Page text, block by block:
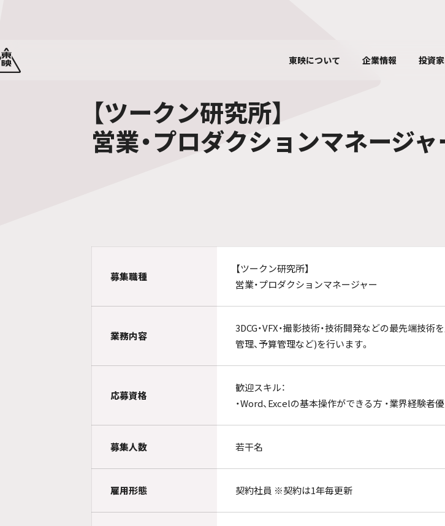
東映について 企業情報 投資
【ツークン研究所】
営業・プロダクションマネージャ
募集職種
【ツークン研究所】
営業・プロダクションマネージャー
業務内容
3DCG・VFX・撮影技術・技術開発などの最先端技
管理、予算管理など)を行います。
応募資格
歓迎スキル：
・Word、Excelの基本操作ができる方 ・業界経験者
募集人数 若干名
雇用形態 契約社員 ※契約は1年毎更新